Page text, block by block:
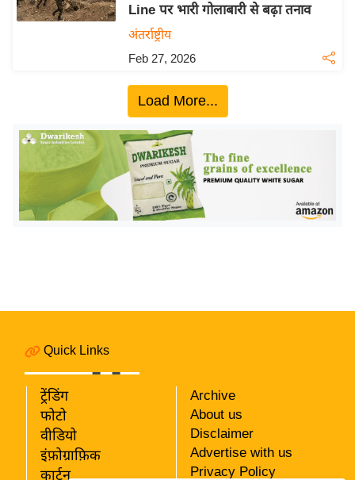
ज
र्ल्ड
ब्री
फ
ज
ज
ग
Line पर भारी गोलाबारी से बढ़ा तनाव
अंतर्राष्ट्रीय
Feb 27, 2026
Load More...
Quick Links
ट्रेंडिंग
फोटो
वीडियो
इंफ़ोग्राफ़िक
कार्टून
Archive
About us
Disclaimer
Advertise with us
Privacy Policy